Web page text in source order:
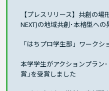
【プレスリリース】共創の
NEXT)の地域共創･本格型への
「はちプロ学生部」ワークシ
本学学生がアクションプラン
賞｣を受賞しました